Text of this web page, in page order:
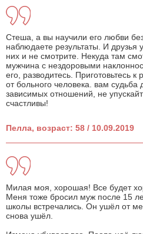
Стеша, а вы научили его любви
наблюдаете результаты. И друзья
них и не смотрите. Некуда там
мужчина с нездоровыми
его, разводитесь. Приготовьтесь
от больного человека. вам судьба
зависимых отношений, не
счастливы!
Пелла, возраст: 58 / 10.09.2019
Милая моя, хорошая! Все будет
Меня тоже бросил муж после 15
школы встречались. Он ушёл от
снова ушёл.